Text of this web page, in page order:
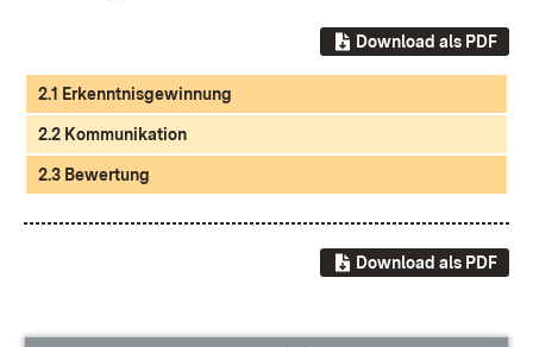
Download als PDF
2.1 Erkenntnisgewinnung
2.2 Kommunikation
2.3 Bewertung
Download als PDF